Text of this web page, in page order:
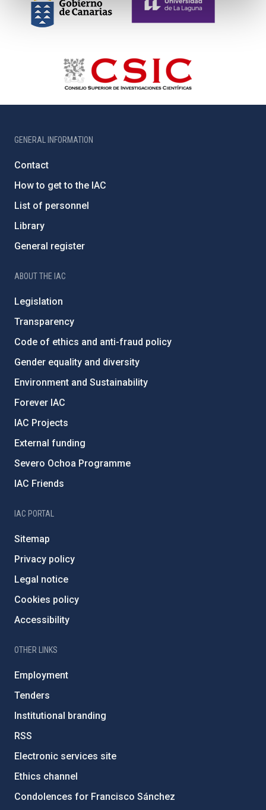
GENERAL INFORMATION
Contact
How to get to the IAC
List of personnel
Library
General register
ABOUT THE IAC
Legislation
Transparency
Code of ethics and anti-fraud policy
Gender equality and diversity
Environment and Sustainability
Forever IAC
IAC Projects
External funding
Severo Ochoa Programme
IAC Friends
IAC PORTAL
Sitemap
Privacy policy
Legal notice
Cookies policy
Accessibility
OTHER LINKS
Employment
Tenders
Institutional branding
RSS
Electronic services site
Ethics channel
Condolences for Francisco Sánchez